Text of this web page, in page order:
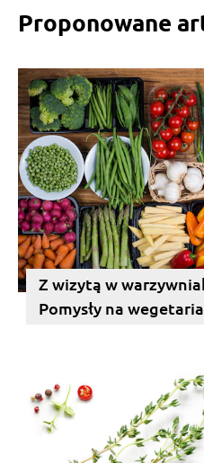
Proponowane
Z wizytą w
Pomysły na